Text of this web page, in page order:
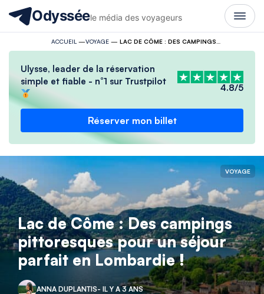
Odysséele média des voyageurs
ACCUEIL —VOYAGE—
Ulysse, leader de la réservation
simple et fiable - n°1 sur Trustpilot
4.8/5
Réserver mon billet
VOYAGE
Lac de Côme : Des campings
pittoresques pour un séjour
parfait en Lombardie !
ANNA DUPLANTIS- IL Y A 3 ANS